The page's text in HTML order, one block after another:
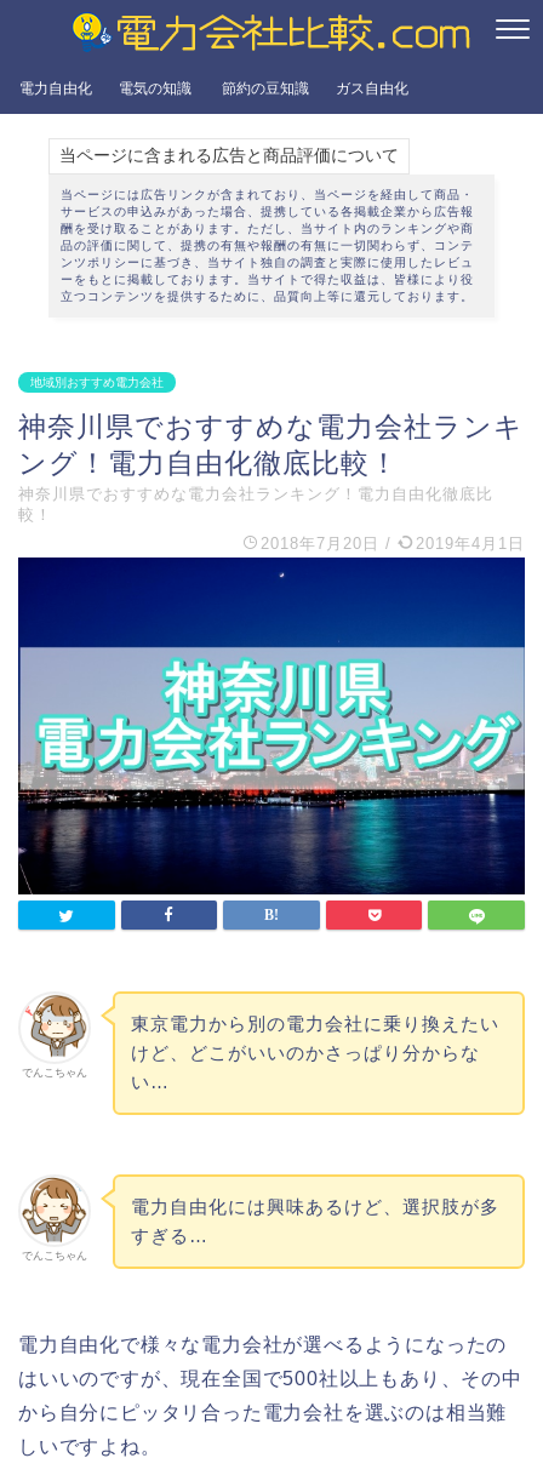
電力自由化 電気の知識 節約の豆知識 ガス自由化
当ページに含まれる広告と商品評価について
当ページには広告リンクが含まれており、当ページを経由して商品・
サービスの申込みがあった場合、提携している各掲載企業から広告報
酬を受け取ることがあります。ただし、当サイト内のランキングや商
品の評価に関して、提携の有無や報酬の有無に一切関わらず、 コンテ
ンツポリシー に基づき、当サイト独自の調査と実際に使用したレビュ
ーをもとに掲載しております。当サイトで得た収益は、皆様により役
立つコンテンツを提供するために、品質向上等に還元しております。
地域別おすすめ電力会社
神奈川県でおすすめな電力会社ランキ
ング！電力自由化徹底比較！
神奈川県でおすすめな電力会社ランキング！電力自由化徹底比
較！
2018年7月20日 / 2019年4月1日
でんこちゃん
東京電力から別の電力会社に乗り換えたい
けど、どこがいいのかさっぱり分からな
い…
でんこちゃん
電力自由化には興味あるけど、選択肢が多
すぎる…
電力自由化で様々な電力会社が選べるようになったの
はいいのですが、現在全国で500社以上もあり、その中
から自分にピッタリ合った電力会社を選ぶのは相当難
しいですよね。